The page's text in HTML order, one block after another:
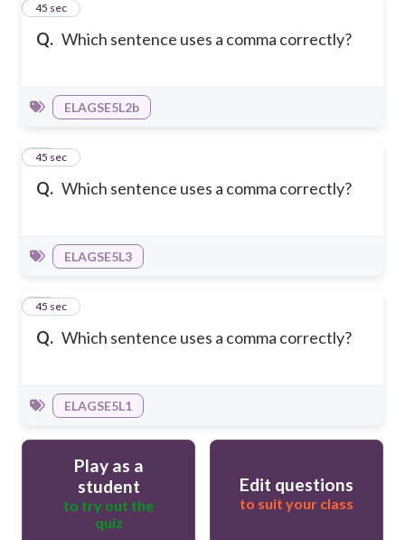
Q. Which sentence uses a comma correctly?
18
45 sec
ELAGSE5L2b
Q. Which sentence uses a comma correctly?
19
45 sec
ELAGSE5L3
Q. Which sentence uses a comma correctly?
20
45 sec
ELAGSE5L1
Play as a
student
to try out the
quiz
Edit questions
to suit your class